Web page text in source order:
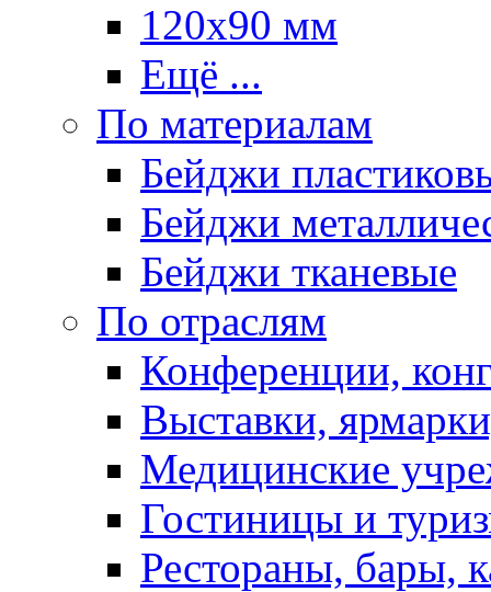
120х90 мм
Ещё ...
По материалам
Бейджи
Бейджи
Бейджи тканевые
По отраслям
Конференции,
Выставки,
Медицинские
Гостиницы и
Рестораны, бары,